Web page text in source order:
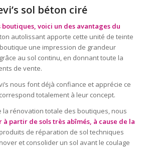
sol béton ciré
voici un des avantages du
autolissant apporte cette unité de teinte
une impression de grandeur
au sol continu, en donnant toute la
de vente.
nous font déjà confiance et apprécie ce
totalement à leur concept.
la rénovation totale des boutiques, nous
partir de sols très abîmés, à cause de la
de réparation de sol techniques
et consolider un sol avant le coulage